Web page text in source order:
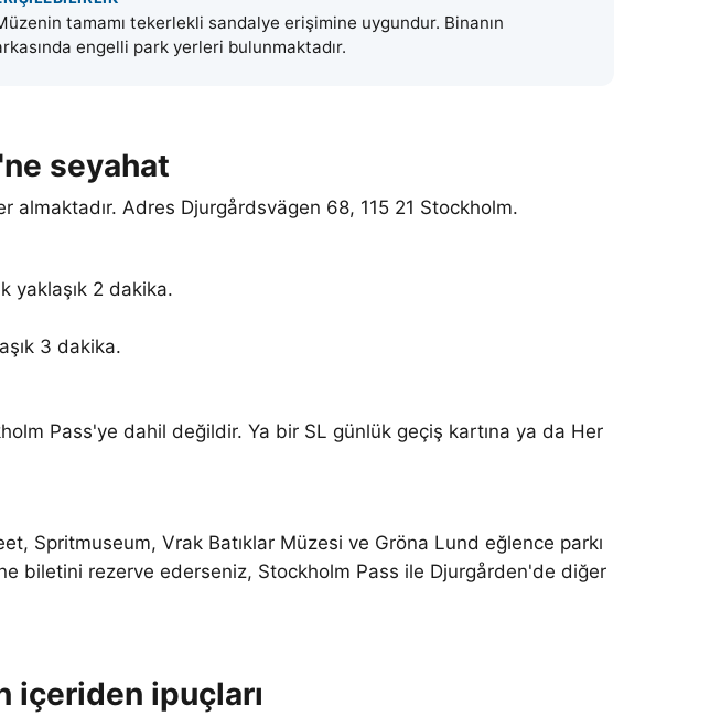
tamamı tekerlekli sandalye erişimine uygundur. Binanın
engelli park yerleri bulunmaktadır.
seyahat
almaktadır. Adres Djurgårdsvägen 68, 115 21 Stockholm.
yaklaşık 2 dakika.
3 dakika.
Pass'ye dahil değildir. Ya bir SL günlük geçiş kartına ya da Her
Spritmuseum, Vrak Batıklar Müzesi ve Gröna Lund eğlence parkı
biletini rezerve ederseniz, Stockholm Pass ile Djurgården'de diğer
içeriden ipuçları